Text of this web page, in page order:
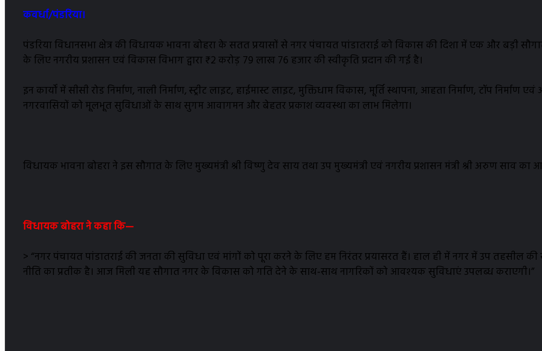
कवर्धा/पंडरिया।
पंडरिया विधानसभा क्षेत्र की विधायक भावना बोहरा के सतत प्रयासों से नगर पंचायत पांडातराई को विकास की दिशा में एक और बड़ी
के लिए नगरीय प्रशासन एवं विकास विभाग द्वारा ₹2 करोड़ 79 लाख 76 हजार की स्वीकृति प्रदान की गई है।
इन कार्यों में सीसी रोड निर्माण, नाली निर्माण, स्ट्रीट लाइट, हाईमास्ट लाइट, मुक्तिधाम विकास, मूर्ति स्थापना, आहता निर्माण, टॉप
नगरवासियों को मूलभूत सुविधाओं के साथ सुगम आवागमन और बेहतर प्रकाश व्यवस्था का लाभ मिलेगा।
विधायक भावना बोहरा ने इस सौगात के लिए मुख्यमंत्री श्री विष्णु देव साय तथा उप मुख्यमंत्री एवं नगरीय प्रशासन मंत्री श्री अरुण साव
विधायक बोहरा ने कहा कि—
> “नगर पंचायत पांडातराई की जनता की सुविधा एवं मांगों को पूरा करने के लिए हम निरंतर प्रयासरत हैं। हाल ही में नगर में उप तहसील
नीति का प्रतीक है। आज मिली यह सौगात नगर के विकास को गति देने के साथ-साथ नागरिकों को आवश्यक सुविधाएं उपलब्ध कराएगी।”